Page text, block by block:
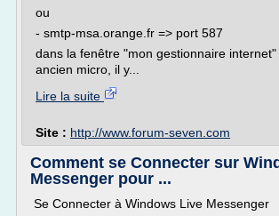
ou
- smtp-msa.orange.fr => port 587
dans la fenêtre "mon gestionnaire internet"
ancien micro, il y...
Lire la suite
Site : http://www.forum-seven.com
Comment se Connecter sur
Messenger pour ...
Se Connecter à Windows Live Messenger